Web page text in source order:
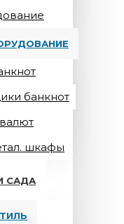
банкнот
шкафы
САДА